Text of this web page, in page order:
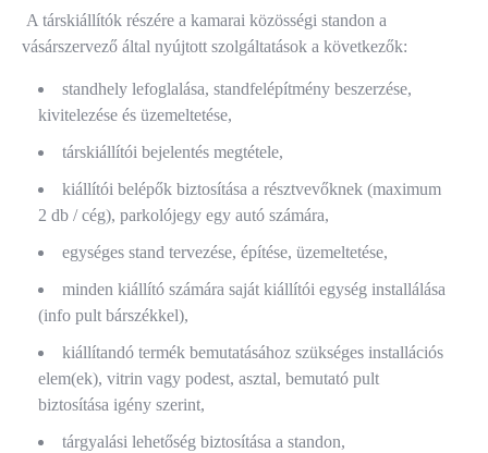
A társkiállítók részére a kamarai közösségi standon a
vásárszervező által nyújtott szolgáltatások a következők:
standhely lefoglalása, standfelépítmény beszerzése,
kivitelezése és üzemeltetése,
társkiállítói bejelentés megtétele,
kiállítói belépők biztosítása a résztvevőknek (maximum
2 db / cég), parkolójegy egy autó számára,
egységes stand tervezése, építése, üzemeltetése,
minden kiállító számára saját kiállítói egység installálása
(info pult bárszékkel),
kiállítandó termék bemutatásához szükséges installációs
elem(ek), vitrin vagy podest, asztal, bemutató pult
biztosítása igény szerint,
tárgyalási lehetőség biztosítása a standon,